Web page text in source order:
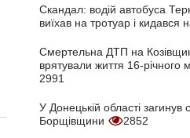
Скандал: водій автобуса
виїхав на тротуар і кидався
Смертельна ДТП на
врятували життя 16-річного
2991
У Донецькій області загинув
Борщівщини
2852